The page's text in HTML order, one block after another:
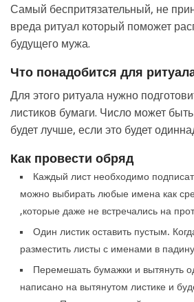
Самый беспритязательный, не
вреда ритуал который поможет
будущего мужа.
Что понадобится для
Для этого ритуала нужно
листиков бумаги. Число может
будет лучше, если это будет
Как провести обряд
Каждый лист необходимо
можно выбирать любые имена как
,которые даже не встречались на
Один листик оставить пустым.
разместить листы с именами в
Перемешать бумажки и вытянуть
написано на вытянутом листике и